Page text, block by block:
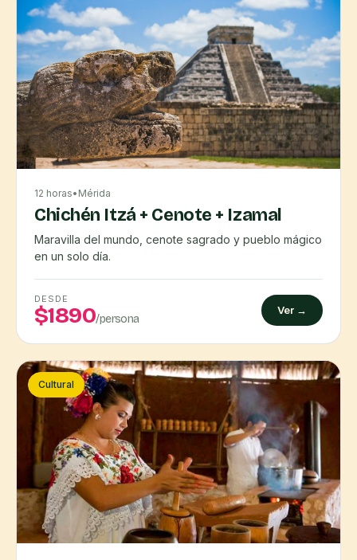
12 horas• Mérida
Chichén Itzá + Cenote + Izamal
Maravilla del mundo, cenote sagrado y pueblo mágico
en un solo día.
DESDE
$1890/persona
Ver →
Cultural